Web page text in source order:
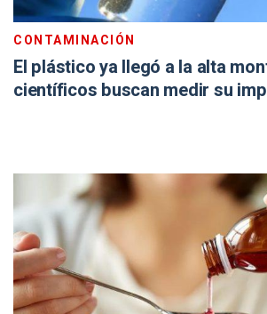
CONTAMINACIÓN
El plástico ya llegó a la alta
científicos buscan medir su